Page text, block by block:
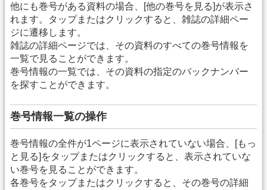
他にも巻号がある資料の場合、[他の巻号を見る]が表示さ
れます。タップまたはクリックすると、雑誌の詳細ペー
ジに遷移します。
雑誌の詳細ページでは、その資料のすべての巻号情報を
一覧で見ることができます。
巻号情報の一覧では、その資料の指定のバックナンバー
を探すことができます。
巻号情報一覧の操作
巻号情報の全件が1ページに表示されていない場合、[もっ
と見る]をタップまたはクリックすると、表示されていな
い巻号を見ることができます。
各巻号をタップまたはクリックすると、その巻号の詳細